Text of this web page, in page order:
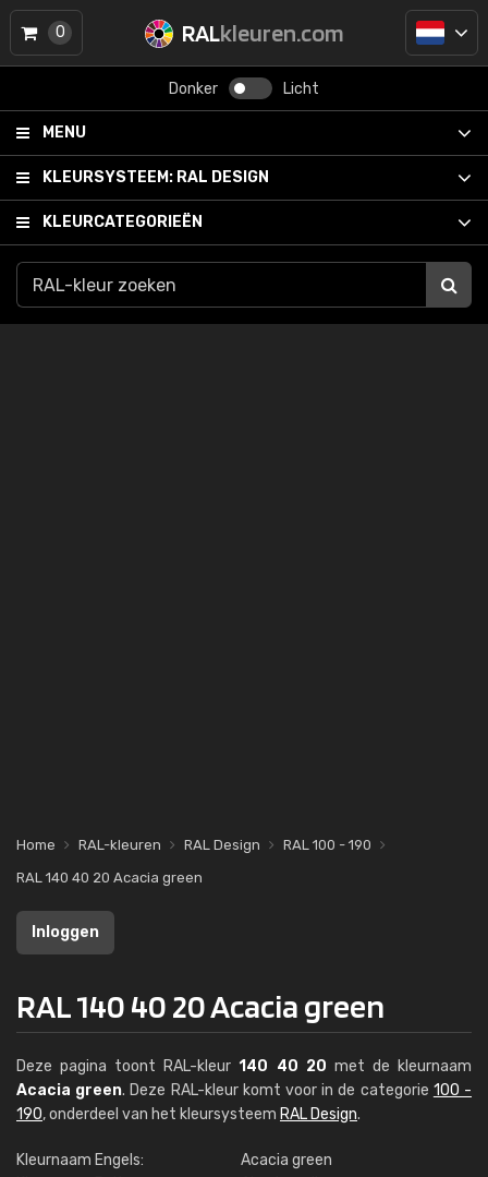
RALkleuren.com
Donker Licht
MENU
KLEURSYSTEEM: RAL DESIGN
KLEURCATEGORIEËN
0
Home RAL-kleuren RAL Design
RAL 100 - 190
RAL 140 40 20 Acacia green
Inloggen
RAL 140 40 20 Acacia green
Deze pagina toont RAL-kleur140 40 20 met de kleurnaam
Acacia green. Deze RAL-kleur komt voor in de categorie 100 -
190, onderdeel van het kleursysteem RAL Design.
Kleurnaam Engels:
Acacia green